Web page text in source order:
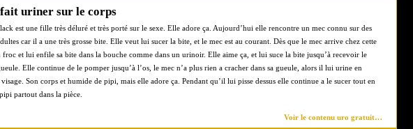
fait uriner sur le corps
est une fille très déluré et très porté sur le sexe. Elle adore ça. Aujourd’hui elle rencontre un mec connu sur des
car il a une très grosse bite. Elle veut lui sucer la bite, et le mec est au courant. Dès que le mec arrive chez cette
et lui enfile sa bite dans la bouche comme dans un urinoir. Elle aime ça, et lui suce la bite jusqu’à recevoir le
Elle continue de le pomper jusqu’à l’os, le mec n’a plus rien a cracher dans sa gueule, alors il lui urine en
Son corps et humide de pipi, mais elle adore ça. Pendant qu’il lui pisse dessus elle continue a le sucer tout en
partout dans la pièce.
Voir le contenu uro gratuit…